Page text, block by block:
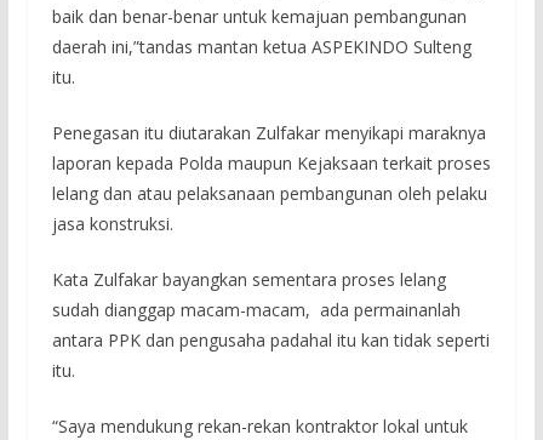
baik dan benar-benar untuk kemajuan pembangunan
daerah ini,”tandas mantan ketua ASPEKINDO Sulteng
itu.
Penegasan itu diutarakan Zulfakar menyikapi maraknya
laporan kepada Polda maupun Kejaksaan terkait proses
lelang dan atau pelaksanaan pembangunan oleh pelaku
jasa konstruksi.
Kata Zulfakar bayangkan sementara proses lelang
sudah dianggap macam-macam, ada permainanlah
antara PPK dan pengusaha padahal itu kan tidak seperti
itu.
“Saya mendukung rekan-rekan kontraktor lokal untuk